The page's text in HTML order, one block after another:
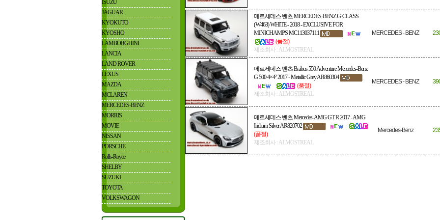
ISUZU
JAGUAR
KYOKUTO
KYOSHO
LAMBORGHINI
LANCIA
LAND ROVER
LEXUS
MAZDA
MCLAREN
MERCEDES-BENZ
MORRIS
MOVIE
NISSAN
PORSCHE
Rolls-Royce
SHELBY
SUZUKI
TOYOTA
VOLKSWAGON
메르세데스 벤츠 MERCEDES-BENZ G-CLASS
(W463) WHITE - 2018 - EXCLUSIVE FOR
MINICHAMPS MC113037111
(품절)
제조회사 : ALMOSTREAL
MERCEDES - BENZ
메르세데스 벤츠 Brabus 550 Adventure Mercedes-Benz
G 500 4×4² 2017 - Metallic Grey AR860304
(품절)
제조회사 : ALMOSTREAL
MERCEDES - BENZ
메르세데스 벤츠 Mercedes-AMG GT R 2017 - AMG
Iridium Silver AR820702
(품절)
제조회사 : ALMOSTREAL
Mercedes-Benz